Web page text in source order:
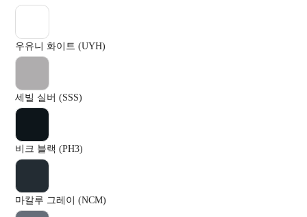
우유니 화이트 (UYH)
세빌 실버 (SSS)
비크 블랙 (PH3)
마칼루 그레이 (NCM)